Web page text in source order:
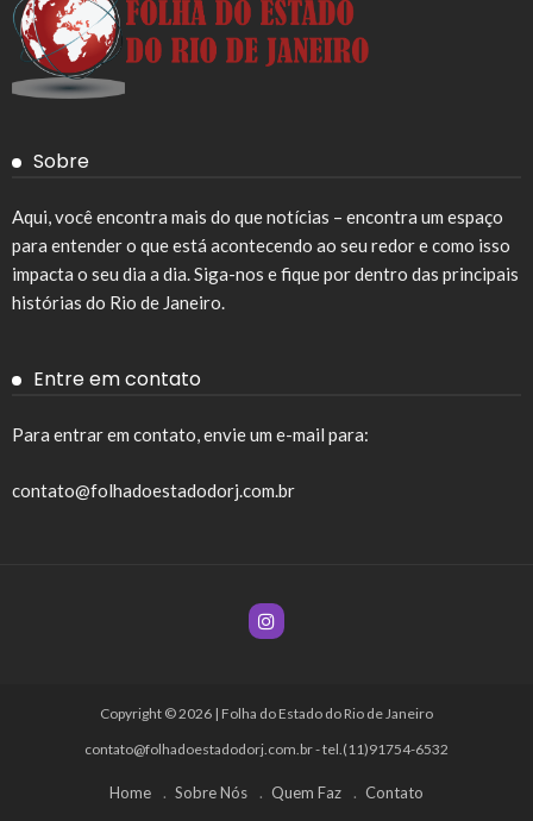
Sobre
Aqui, você encontra mais do que notícias – encontra um espaço
para entender o que está acontecendo ao seu redor e como isso
impacta o seu dia a dia. Siga-nos e fique por dentro das principais
histórias do Rio de Janeiro.
Entre em contato
Para entrar em contato, envie um e-mail para:
contato@folhadoestadodorj.com.br
Copyright © 2026 | Folha do Estado do Rio de Janeiro
contato@folhadoestadodorj.com.br- tel.(11)91754-6532
Home Sobre Nós Quem Faz Contato